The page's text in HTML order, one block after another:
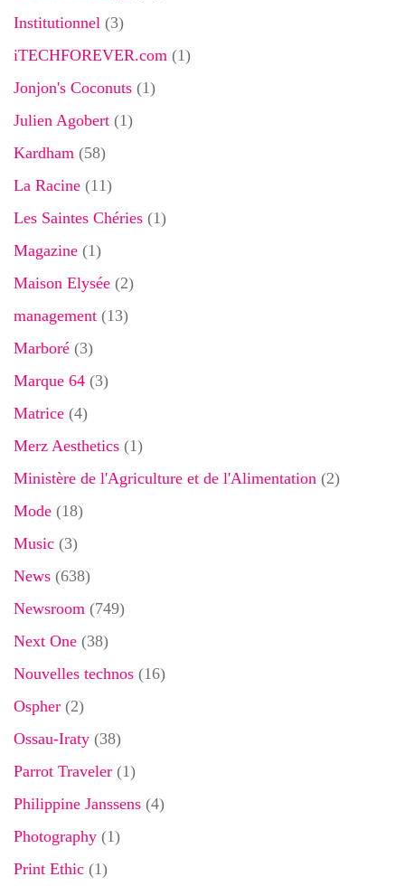
Institutionnel (3)
iTECHFOREVER.com (1)
Jonjon's Coconuts (1)
Julien Agobert (1)
Kardham (58)
La Racine (11)
Les Saintes Chéries (1)
Magazine (1)
Maison Elysée (2)
management (13)
Marboré (3)
Marque 64 (3)
Matrice (4)
Merz Aesthetics (1)
Ministère de l'Agriculture et de l'Alimentation (2)
Mode (18)
Music (3)
News (638)
Newsroom (749)
Next One (38)
Nouvelles technos (16)
Ospher (2)
Ossau-Iraty (38)
Parrot Traveler (1)
Philippine Janssens (4)
Photography (1)
Print Ethic (1)